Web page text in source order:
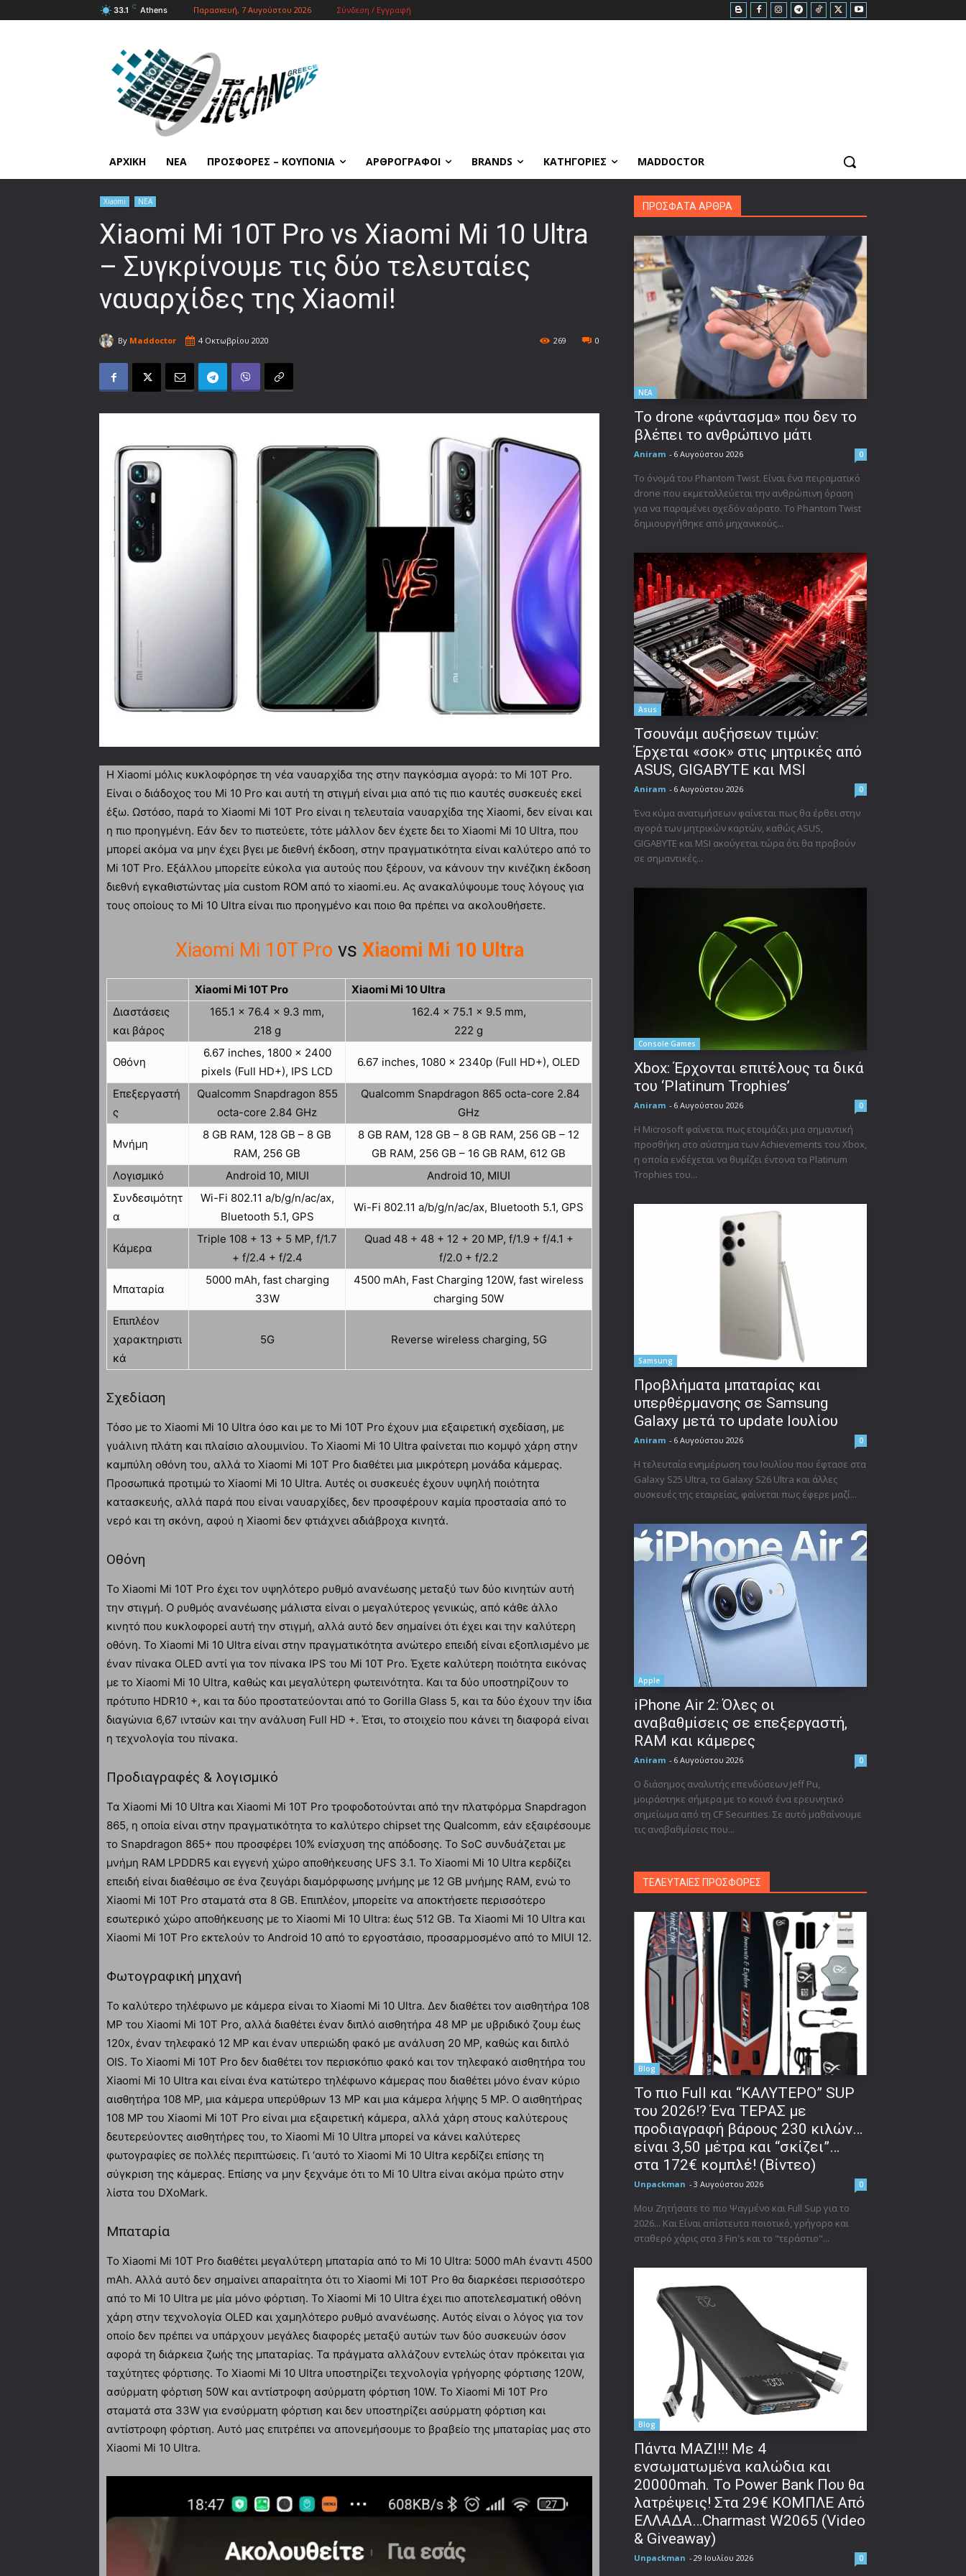
33.1 C Athens Παρασκευή, 7 Αυγούστου 2026 Σύνδεση / Εγγραφή
ΑΡΧΙΚΗ ΝΕΑ ΠΡΟΣΦΟΡΕΣ – ΚΟΥΠΟΝΙΑ ΑΡΘΡΟΓΡΑΦΟΙ BRANDS ΚΑΤΗΓΟΡΙΕΣ MADDOCTOR
Xiaomi ΝΕΑ
Xiaomi Mi 10T Pro vs Xiaomi Mi 10 Ultra
– Συγκρίνουμε τις δύο τελευταίες
ναυαρχίδες της Xiaomi!
By Maddoctor 4 Οκτωβρίου 2020 0
269
Η Xiaomi μόλις κυκλοφόρησε τη νέα ναυαρχίδα της στην παγκόσμια αγορά: το Mi 10T Pro.
Είναι ο διάδοχος του Mi 10 Pro και αυτή τη στιγμή είναι μια από τις πιο καυτές συσκευές εκεί
έξω. Ωστόσο, παρά το Xiaomi Mi 10T Pro είναι η τελευταία ναυαρχίδα της Xiaomi, δεν είναι και
η πιο προηγμένη. Εάν δεν το πιστεύετε, τότε μάλλον δεν έχετε δει το Xiaomi Mi 10 Ultra, που
μπορεί ακόμα να μην έχει βγει με διεθνή έκδοση, στην πραγματικότητα είναι καλύτερο από το
Mi 10T Pro. Εξάλλου μπορείτε εύκολα για αυτούς που ξέρουν, να κάνουν την κινέζικη έκδοση
διεθνή εγκαθιστώντας μία custom ROM από το xiaomi.eu. Ας ανακαλύψουμε τους λόγους για
τους οποίους το Mi 10 Ultra είναι πιο προηγμένο και ποιο θα πρέπει να ακολουθήσετε.
Xiaomi Mi 10T Pro vs Xiaomi Mi 10 Ultra
Xiaomi Mi 10T Pro
Xiaomi Mi 10 Ultra
Διαστάσεις
και βάρος
165.1 x 76.4 x 9.3 mm,
218 g
162.4 x 75.1 x 9.5 mm,
222 g
Οθόνη
6.67 inches, 1800 x 2400
pixels (Full HD+), IPS LCD
6.67 inches, 1080 x 2340p (Full HD+), OLED
Επεξεργαστή
ς
Qualcomm Snapdragon 855
octa-core 2.84 GHz
Qualcomm Snapdragon 865 octa-core 2.84
GHz
Μνήμη
8 GB RAM, 128 GB – 8 GB
RAM, 256 GB
8 GB RAM, 128 GB – 8 GB RAM, 256 GB – 12
GB RAM, 256 GB – 16 GB RAM, 612 GB
Λογισμικό
Android 10, MIUI
Android 10, MIUI
Συνδεσιμότητ
α
Wi-Fi 802.11 a/b/g/n/ac/ax,
Bluetooth 5.1, GPS
Wi-Fi 802.11 a/b/g/n/ac/ax, Bluetooth 5.1, GPS
Κάμερα
Triple 108 + 13 + 5 MP, f/1.7
+ f/2.4 + f/2.4
Quad 48 + 48 + 12 + 20 MP, f/1.9 + f/4.1 +
f/2.0 + f/2.2
Μπαταρία
5000 mAh, fast charging
33W
4500 mAh, Fast Charging 120W, fast wireless
charging 50W
Επιπλέον
χαρακτηριστι
κά
5G Reverse wireless charging, 5G
Σχεδίαση
Τόσο με το Xiaomi Mi 10 Ultra όσο και με το Mi 10T Pro έχουν μια εξαιρετική σχεδίαση, με
γυάλινη πλάτη και πλαίσιο αλουμινίου. Το Xiaomi Mi 10 Ultra φαίνεται πιο κομψό χάρη στην
καμπύλη οθόνη του, αλλά το Xiaomi Mi 10T Pro διαθέτει μια μικρότερη μονάδα κάμερας.
Προσωπικά προτιμώ το Xiaomi Mi 10 Ultra. Αυτές οι συσκευές έχουν υψηλή ποιότητα
κατασκευής, αλλά παρά που είναι ναυαρχίδες, δεν προσφέρουν καμία προστασία από το
νερό και τη σκόνη, αφού η Xiaomi δεν φτιάχνει αδιάβροχα κινητά.
Οθόνη
Το Xiaomi Mi 10T Pro έχει τον υψηλότερο ρυθμό ανανέωσης μεταξύ των δύο κινητών αυτή
την στιγμή. Ο ρυθμός ανανέωσης μάλιστα είναι ο μεγαλύτερος γενικώς, από κάθε άλλο
κινητό που κυκλοφορεί αυτή την στιγμή, αλλά αυτό δεν σημαίνει ότι έχει και την καλύτερη
οθόνη. Το Xiaomi Mi 10 Ultra είναι στην πραγματικότητα ανώτερο επειδή είναι εξοπλισμένο με
έναν πίνακα OLED αντί για τον πίνακα IPS του Mi 10T Pro. Έχετε καλύτερη ποιότητα εικόνας
με το Xiaomi Mi 10 Ultra, καθώς και μεγαλύτερη φωτεινότητα. Και τα δύο υποστηρίζουν το
πρότυπο HDR10 +, και τα δύο προστατεύονται από το Gorilla Glass 5, και τα δύο έχουν την ίδια
διαγώνια 6,67 ιντσών και την ανάλυση Full HD +. Έτσι, το στοιχείο που κάνει τη διαφορά είναι
η τεχνολογία του πίνακα.
Προδιαγραφές & λογισμικό
Τα Xiaomi Mi 10 Ultra και Xiaomi Mi 10T Pro τροφοδοτούνται από την πλατφόρμα Snapdragon
865, η οποία είναι στην πραγματικότητα το καλύτερο chipset της Qualcomm, εάν εξαιρέσουμε
το Snapdragon 865+ που προσφέρει 10% ενίσχυση της απόδοσης. Το SoC συνδυάζεται με
μνήμη RAM LPDDR5 και εγγενή χώρο αποθήκευσης UFS 3.1. Το Xiaomi Mi 10 Ultra κερδίζει
επειδή είναι διαθέσιμο σε ένα ζευγάρι διαμόρφωσης μνήμης με 12 GB μνήμης RAM, ενώ το
Xiaomi Mi 10T Pro σταματά στα 8 GB. Επιπλέον, μπορείτε να αποκτήσετε περισσότερο
εσωτερικό χώρο αποθήκευσης με το Xiaomi Mi 10 Ultra: έως 512 GB. Τα Xiaomi Mi 10 Ultra και
Xiaomi Mi 10T Pro εκτελούν το Android 10 από το εργοστάσιο, προσαρμοσμένο από το MIUI 12.
Φωτογραφική μηχανή
Το καλύτερο τηλέφωνο με κάμερα είναι το Xiaomi Mi 10 Ultra. Δεν διαθέτει τον αισθητήρα 108
MP του Xiaomi Mi 10T Pro, αλλά διαθέτει έναν διπλό αισθητήρα 48 MP με υβριδικό ζουμ έως
120x, έναν τηλεφακό 12 MP και έναν υπεριώδη φακό με ανάλυση 20 MP, καθώς και διπλό
OIS. Το Xiaomi Mi 10T Pro δεν διαθέτει τον περισκόπιο φακό και τον τηλεφακό αισθητήρα του
Xiaomi Mi 10 Ultra και είναι ένα κατώτερο τηλέφωνο κάμερας που διαθέτει μόνο έναν κύριο
αισθητήρα 108 MP, μια κάμερα υπερύθρων 13 MP και μια κάμερα λήψης 5 MP. Ο αισθητήρας
108 MP του Xiaomi Mi 10T Pro είναι μια εξαιρετική κάμερα, αλλά χάρη στους καλύτερους
δευτερεύοντες αισθητήρες του, το Xiaomi Mi 10 Ultra μπορεί να κάνει καλύτερες
φωτογραφίες σε πολλές περιπτώσεις. Γι ‘αυτό το Xiaomi Mi 10 Ultra κερδίζει επίσης τη
σύγκριση της κάμερας. Επίσης να μην ξεχνάμε ότι το Mi 10 Ultra είναι ακόμα πρώτο στην
λίστα του DXoMark.
Μπαταρία
Το Xiaomi Mi 10T Pro διαθέτει μεγαλύτερη μπαταρία από το Mi 10 Ultra: 5000 mAh έναντι 4500
mAh. Αλλά αυτό δεν σημαίνει απαραίτητα ότι το Xiaomi Mi 10T Pro θα διαρκέσει περισσότερο
από το Mi 10 Ultra με μία μόνο φόρτιση. Το Xiaomi Mi 10 Ultra έχει πιο αποτελεσματική οθόνη
χάρη στην τεχνολογία OLED και χαμηλότερο ρυθμό ανανέωσης. Αυτός είναι ο λόγος για τον
οποίο δεν πρέπει να υπάρχουν μεγάλες διαφορές μεταξύ αυτών των δύο συσκευών όσον
αφορά τη διάρκεια ζωής της μπαταρίας. Τα πράγματα αλλάζουν εντελώς όταν πρόκειται για
ταχύτητες φόρτισης. Το Xiaomi Mi 10 Ultra υποστηρίζει τεχνολογία γρήγορης φόρτισης 120W,
ασύρματη φόρτιση 50W και αντίστροφη ασύρματη φόρτιση 10W. Το Xiaomi Mi 10T Pro
σταματά στα 33W για ενσύρματη φόρτιση και δεν υποστηρίζει ασύρματη φόρτιση και
αντίστροφη φόρτιση. Αυτό μας επιτρέπει να απονεμήσουμε το βραβείο της μπαταρίας μας στο
Xiaomi Mi 10 Ultra.
ΠΡΟΣΦΑΤΑ ΑΡΘΡΑ
ΝΕΑ
Το drone «φάντασμα» που δεν το
βλέπει το ανθρώπινο μάτι
Aniram - 6 Αυγούστου 2026 0
Το όνομά του Phantom Twist. Είναι ένα πειραματικό
drone που εκμεταλλεύεται την ανθρώπινη όραση
για να παραμένει σχεδόν αόρατο. Το Phantom Twist
δημιουργήθηκε από μηχανικούς...
Asus
Τσουνάμι αυξήσεων τιμών:
Έρχεται «σοκ» στις μητρικές από
ASUS, GIGABYTE και MSI
Aniram - 6 Αυγούστου 2026 0
Ένα κύμα ανατιμήσεων φαίνεται πως θα έρθει στην
αγορά των μητρικών καρτών, καθώς ASUS,
GIGABYTE και MSI ακούγεται τώρα ότι θα προβούν
σε σημαντικές...
Console Games
Xbox: Έρχονται επιτέλους τα δικά
του ‘Platinum Trophies’
Aniram - 6 Αυγούστου 2026 0
Η Microsoft φαίνεται πως ετοιμάζει μια σημαντική
προσθήκη στο σύστημα των Achievements του Xbox,
η οποία ενδέχεται να θυμίζει έντονα τα Platinum
Trophies του...
Samsung
Προβλήματα μπαταρίας και
υπερθέρμανσης σε Samsung
Galaxy μετά το update Ιουλίου
Aniram - 6 Αυγούστου 2026 0
Η τελευταία ενημέρωση του Ιουλίου που έφτασε στα
Galaxy S25 Ultra, τα Galaxy S26 Ultra και άλλες
συσκευές της εταιρείας, φαίνεται πως έφερε μαζί...
Apple
iPhone Air 2: Όλες οι
αναβαθμίσεις σε επεξεργαστή,
RAM και κάμερες
Aniram - 6 Αυγούστου 2026 0
Ο διάσημος αναλυτής επενδύσεων Jeff Pu,
μοιράστηκε σήμερα με το κοινό ένα ερευνητικό
σημείωμα από τη CF Securities. Σε αυτό μαθαίνουμε
τις αναβαθμίσεις που...
ΤΕΛΕΥΤΑΙΕΣ ΠΡΟΣΦΟΡΕΣ
Blog
To πιο Full και “ΚΑΛΥΤΕΡΟ” SUP
του 2026!? Ένα ΤΕΡΑΣ με
προδιαγραφή βάρους 230 κιλών…
είναι 3,50 μέτρα και “σκίζει”…
στα 172€ κομπλέ! (Βίντεο)
Unpackman - 3 Αυγούστου 2026 0
Μου Ζητήσατε το πιο Ψαγμένο και Full Sup για το
2026... Και Είναι απίστευτα ποιοτικό, γρήγορο και
σταθερό χάρις στα 3 Fin's και το "τεράστιο"...
Blog
Πάντα ΜΑΖΙ!!! Με 4
ενσωματωμένα καλώδια και
20000mah. Το Power Bank Που θα
λατρέψεις! Στα 29€ ΚΟΜΠΛΕ Από
ΕΛΛΑΔΑ…Charmast W2065 (Video
& Giveaway)
Unpackman - 29 Ιουλίου 2026 0